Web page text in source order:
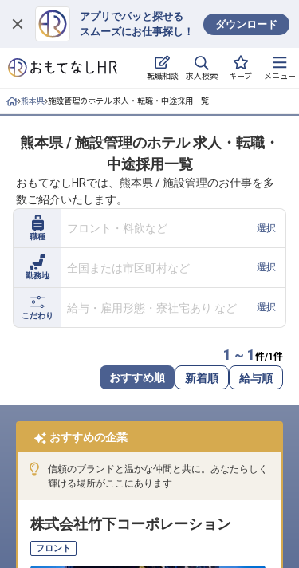
アプリでパッと探せる
スムーズにお仕事探し！
ダウンロード
転職相談 求人検索 キープ メニュー
ログイン
求人・施設を探す
就職・転職 合同説明会
おもてなしHRについて
ご利用の流れ
よくある質問
ホテル・宿泊業界情報コラム
転職サポートに申し込む
採用をお考えの企業様へ
熊本県 施設管理のホテル 求人・転職・中途採用一覧
熊本県 / 施設管理のホテル 求人・転職・
中途採用一覧
おもてなしHRでは、熊本県 / 施設管理のお仕事を多
数ご紹介いたします。
職種
フロント・料飲など 選択
勤務地
全国または市区町村など 選択
こだわり
給与・雇用形態・寮社宅あり など 選択
1 ~ 1 件/1 件
おすすめ順 新着順 給与順
おすすめの企業
信頼のブランドと温かな仲間と共に。あなたらしく
輝ける場所がここにあります
株式会社竹下コーポレーション
フロント